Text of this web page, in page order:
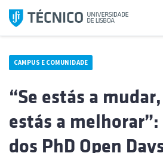
Saltar
para
CAMPUS E COMUNIDADE
“Se estás a
estás a melhorar”:
dos PhD Open